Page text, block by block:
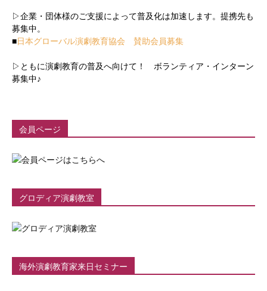
▷企業・団体様のご支援によって普及化は加速します。提携先も
募集中。
■日本グローバル演劇教育協会 賛助会員募集
▷ともに演劇教育の普及へ向けて！ ボランティア・インターン
募集中♪
会員ページ
グロディア演劇教室
海外演劇教育家来日セミナー